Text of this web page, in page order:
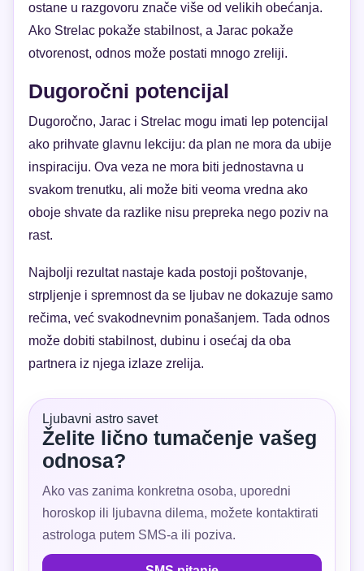
ostane u razgovoru znače više od velikih obećanja.
Ako Strelac pokaže stabilnost, a Jarac pokaže
otvorenost, odnos može postati mnogo zreliji.
Dugoročni potencijal
Dugoročno, Jarac i Strelac mogu imati lep potencijal
ako prihvate glavnu lekciju: da plan ne mora da ubije
inspiraciju. Ova veza ne mora biti jednostavna u
svakom trenutku, ali može biti veoma vredna ako
oboje shvate da razlike nisu prepreka nego poziv na
rast.
Najbolji rezultat nastaje kada postoji poštovanje,
strpljenje i spremnost da se ljubav ne dokazuje samo
rečima, već svakodnevnim ponašanjem. Tada odnos
može dobiti stabilnost, dubinu i osećaj da oba
partnera iz njega izlaze zrelija.
Ljubavni astro savet
Želite lično tumačenje vašeg
odnosa?
Ako vas zanima konkretna osoba, uporedni
horoskop ili ljubavna dilema, možete kontaktirati
astrologa putem SMS-a ili poziva.